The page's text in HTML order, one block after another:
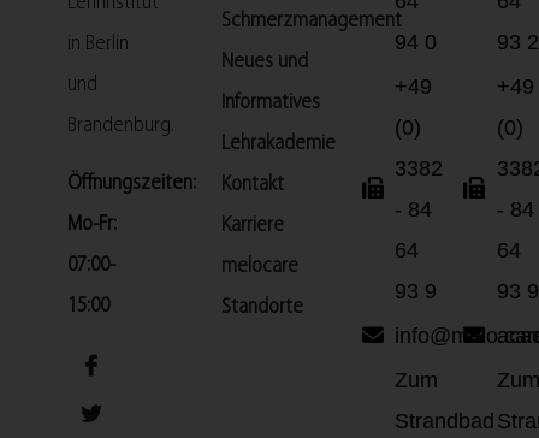
in Berlin
und
Brandenburg.
Öffnungszeiten:
Mo-Fr:
07:00-
15:00
Schmerzmanagement
Neues und
Informatives
Lehrakademie
Kontakt
Karriere
melocare
Standorte
94 0
+49
(0)
3382
- 84
64
93 9
Zum
Strandbad
93 2
+49
(0)
- 84
64
93 9
Zum